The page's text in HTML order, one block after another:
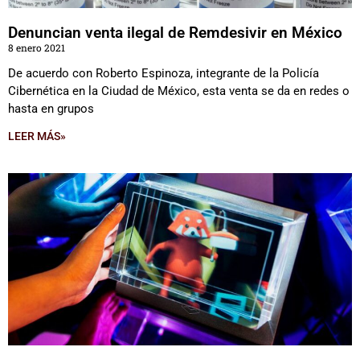
Denuncian venta ilegal de Remdesivir en México
8 enero 2021
De acuerdo con Roberto Espinoza, integrante de la Policía
Cibernética en la Ciudad de México, esta venta se da en redes o
hasta en grupos
LEER MÁS»